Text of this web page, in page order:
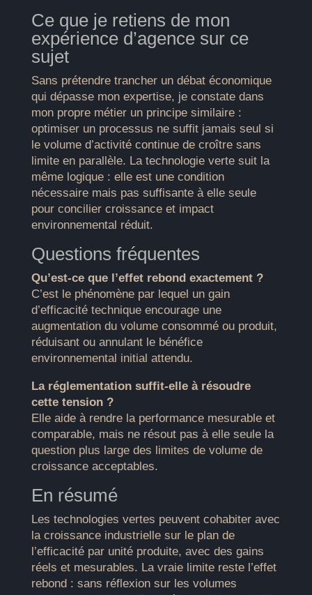
Ce que je retiens de mon
expérience d’agence sur ce
sujet
Sans prétendre trancher un débat économique
qui dépasse mon expertise, je constate dans
mon propre métier un principe similaire :
optimiser un processus ne suffit jamais seul si
le volume d’activité continue de croître sans
limite en parallèle. La technologie verte suit la
même logique : elle est une condition
nécessaire mais pas suffisante à elle seule
pour concilier croissance et impact
environnemental réduit.
Questions fréquentes
Qu’est-ce que l’effet rebond exactement ?
C’est le phénomène par lequel un gain
d’efficacité technique encourage une
augmentation du volume consommé ou produit,
réduisant ou annulant le bénéfice
environnemental initial attendu.
La réglementation suffit-elle à résoudre
cette tension ?
Elle aide à rendre la performance mesurable et
comparable, mais ne résout pas à elle seule la
question plus large des limites de volume de
croissance acceptables.
En résumé
Les technologies vertes peuvent cohabiter avec
la croissance industrielle sur le plan de
l’efficacité par unité produite, avec des gains
réels et mesurables. La vraie limite reste l’effet
rebond : sans réflexion sur les volumes